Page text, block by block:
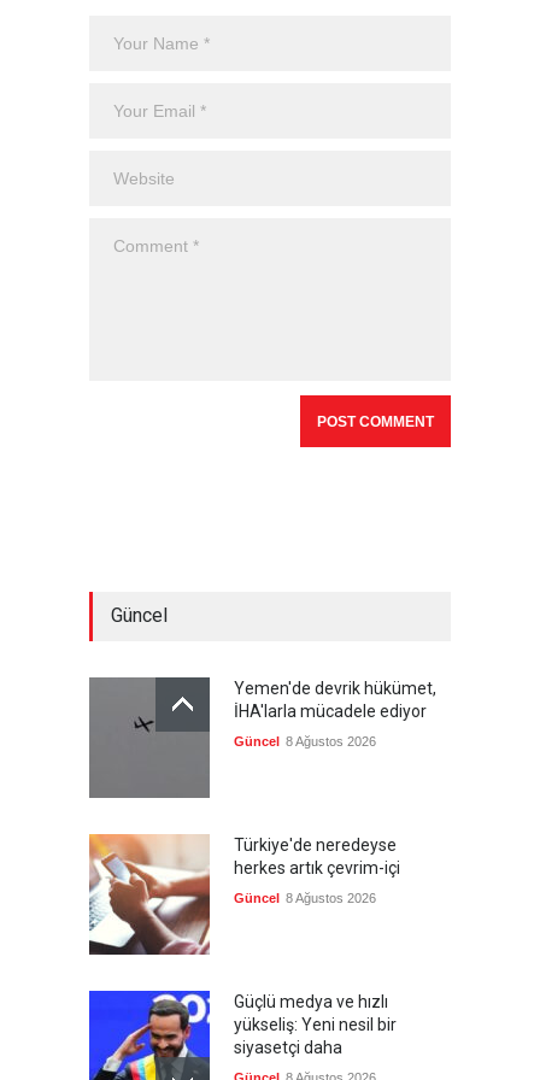
Güncel
Yemen'de devrik hükümet,
İHA'larla mücadele ediyor
Güncel 8 Ağustos 2026
Türkiye'de neredeyse
herkes artık çevrim-içi
Güncel 8 Ağustos 2026
Güçlü medya ve hızlı
yükseliş: Yeni nesil bir
siyasetçi daha